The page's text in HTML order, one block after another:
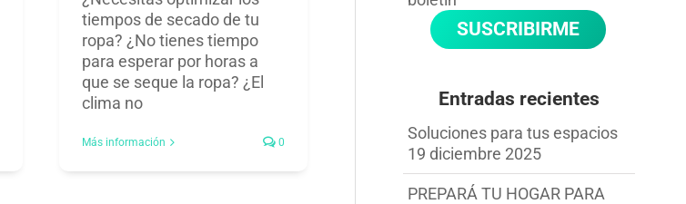
tiempos de secado de tu
ropa? ¿No tienes tiempo
para esperar por horas a
que se seque la ropa? ¿El
clima no
Más información 0
Entradas recientes
Soluciones para tus espacios
19 diciembre 2025
PREPARÁ TU HOGAR PARA